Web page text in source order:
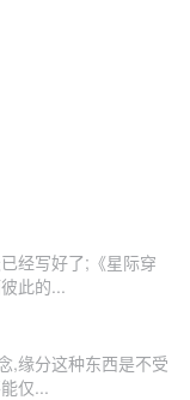
经写好了;《星际穿
此的...
,缘分这种东西是不受
仅...